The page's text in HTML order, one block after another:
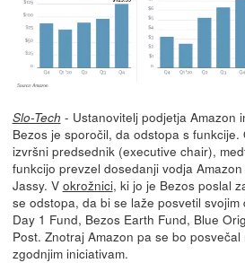
Slo-Tech - Ustanovitelj podjetja Amazon
Bezos je sporočil, da odstopa s funkcije.
izvršni predsednik (executive chair),
funkcijo prevzel dosedanji vodja
Jassy. V okrožnici, ki jo je Bezos poslal
se odstopa, da bi se laže posvetil
Day 1 Fund, Bezos Earth Fund, Blue
Post. Znotraj Amazon pa se bo posvečal
zgodnjim iniciativam.